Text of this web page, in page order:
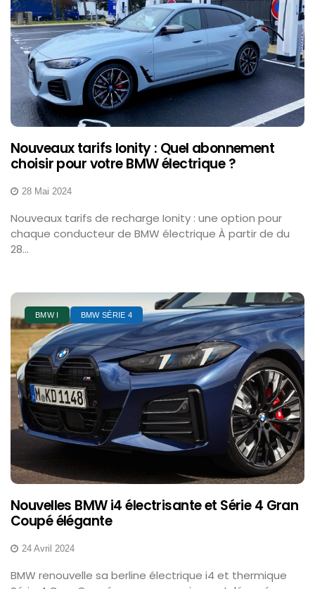
Nouveaux tarifs Ionity : Quel abonnement
choisir pour votre BMW électrique ?
28 Mai 2024
Nouveaux tarifs de recharge Ionity : une option pour
chaque conducteur de BMW électrique À partir de du
28...
BMW I BMW SÉRIE 4
Nouvelles BMW i4 électrisante et Série 4 Gran
Coupé élégante
24 Avril 2024
BMW renouvelle sa berline électrique i4 et thermique